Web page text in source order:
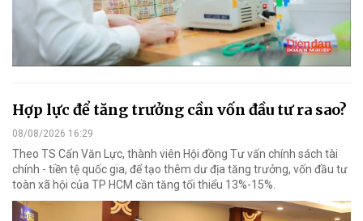
Hợp lực để tăng trưởng cần vốn đầu tư ra sao?
08/08/2026 16:29
Theo TS Cấn Văn Lực, thành viên Hội đồng Tư vấn chính sách tài
chính - tiền tệ quốc gia, để tạo thêm dư địa tăng trưởng, vốn đầu tư
toàn xã hội của TP HCM cần tăng tối thiểu 13%-15%.